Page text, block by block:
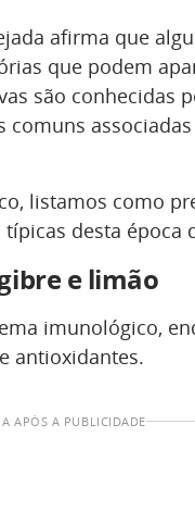
afirma que
que podem
são conhecidas
listamos como
desta época
e limão
imunológico,
antioxidantes.
APÓS A PUBLICIDADE